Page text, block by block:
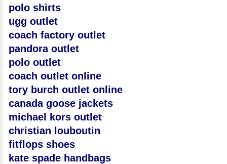
polo shirts
ugg outlet
coach factory outlet
pandora outlet
polo outlet
coach outlet online
tory burch outlet online
canada goose jackets
michael kors outlet
christian louboutin
fitflops shoes
kate spade handbags